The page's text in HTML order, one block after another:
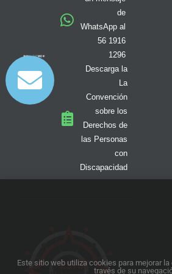
de
WhatsApp al
56 1916
1296
Descarga la
La
Convención
sobre los
Derechos de
las Personas
con
Discapacidad
Este sitio web utiliza cookies para mejorar
través de su